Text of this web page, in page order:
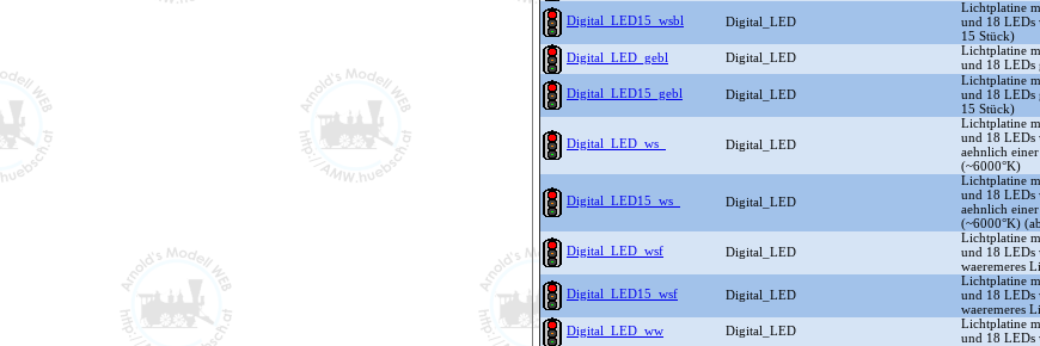
Digital_LED15_wsbl Digital_LED
Lichtplatine
und 18 LEDs
15 Stück)
Digital_LED_gebl Digital_LED
Lichtplatine
und 18 LEDs
Digital_LED15_gebl Digital_LED
Lichtplatine
und 18 LEDs
15 Stück)
Digital_LED_ws_ Digital_LED
Lichtplatine
und 18 LEDs
aehnlich
(~6000°K)
Digital_LED15_ws_ Digital_LED
Lichtplatine
und 18 LEDs
aehnlich
(~6000°K)
Digital_LED_wsf Digital_LED
Lichtplatine
und 18 LEDs
waeremeres
Digital_LED15_wsf Digital_LED
Lichtplatine
und 18 LEDs
waeremeres
Digital_LED_ww Digital_LED
Lichtplatine
und 18 LEDs